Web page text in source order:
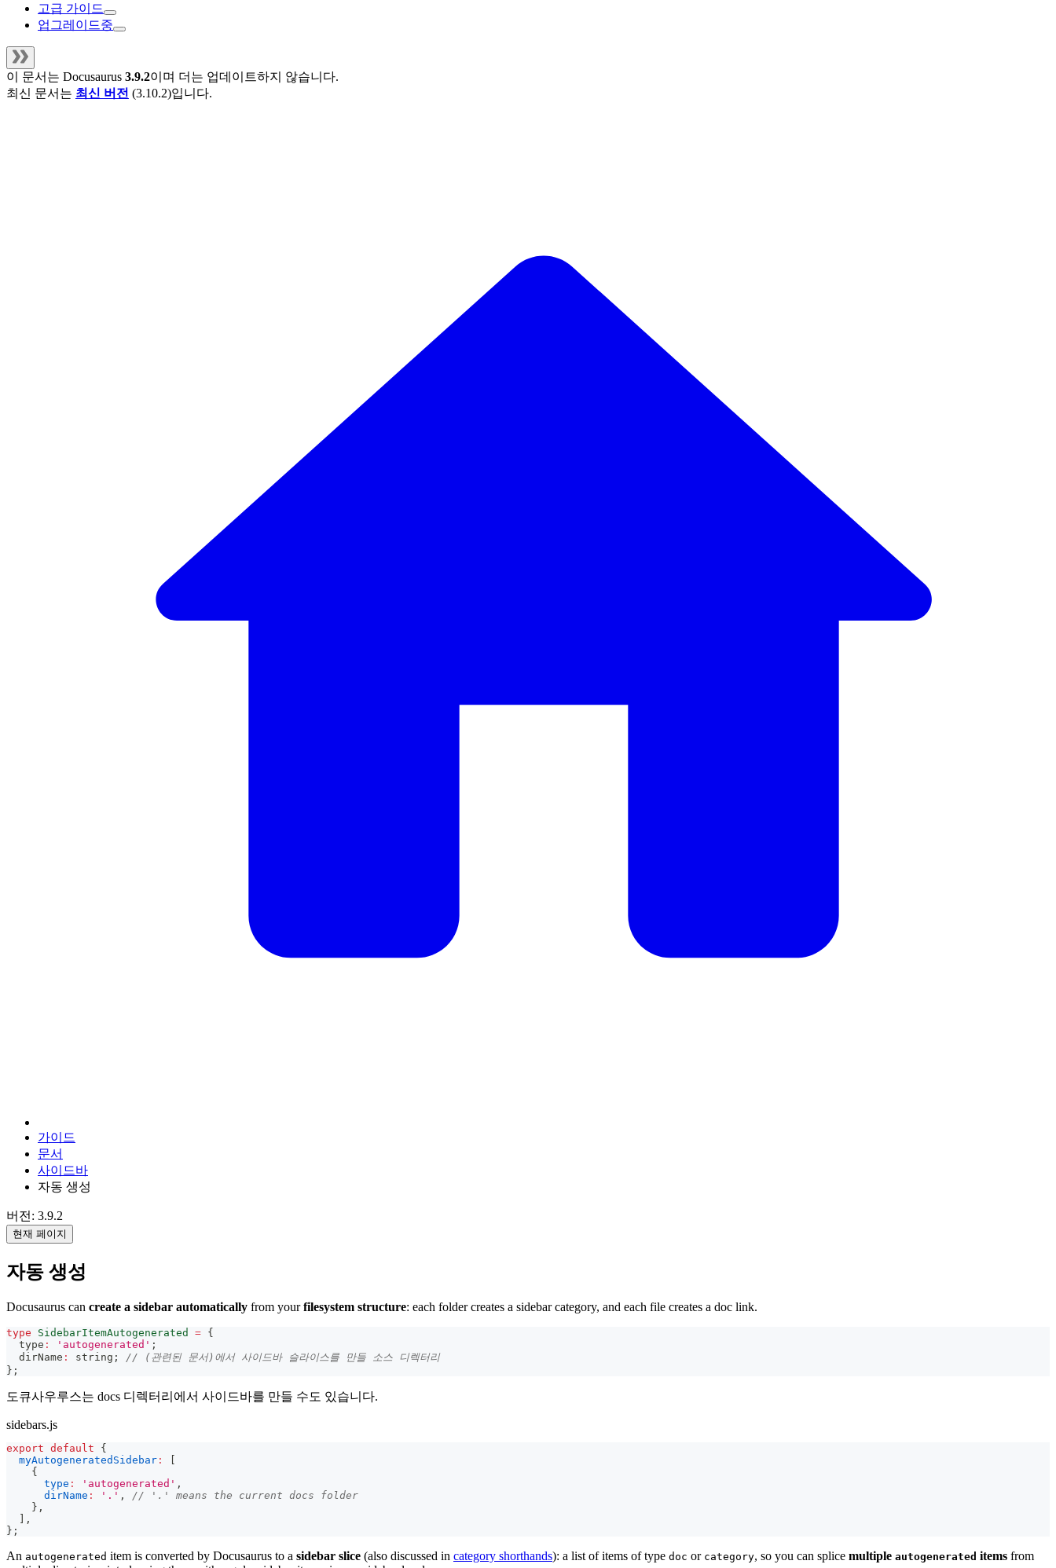
고급 가이드
업그레이드중
이 문서는 Docusaurus 3.9.2이며 더는 업데이트하지 않습니다.
최신 문서는 최신 버전 (3.10.2)입니다.
가이드
문서
사이드바
자동 생성
버전: 3.9.2
현재 페이지
자동 생성
Docusaurus can create a sidebar automatically from yourfilesystem structure: each folder creates a sidebar category, and each file creates a doc link.
type SidebarItemAutogenerated = {
  type
: 'autogenerated' ;
  dirName
: string ;
// (관련된 문서)에서 사이드바 슬라이스를 만들 소스 디렉터리
} ;
도큐사우루스는 docs 디렉터리에서 사이드바를 만들 수도 있습니다.
sidebars.js
export default
{
myAutogeneratedSidebar :
{
type : 'autogenerated' ,
dirName : '.' ,
// '.' means the current docs folder
} ,
,
} ;
An autogenerated item is converted by Docusaurus to a sidebar slice (also discussed in category shorthands): a list of items of type doc or category, so you can splice multiple autogenerated items from